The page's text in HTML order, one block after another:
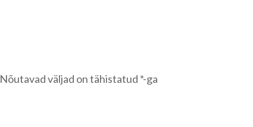
Nõutavad väljad on tähistatud *-ga